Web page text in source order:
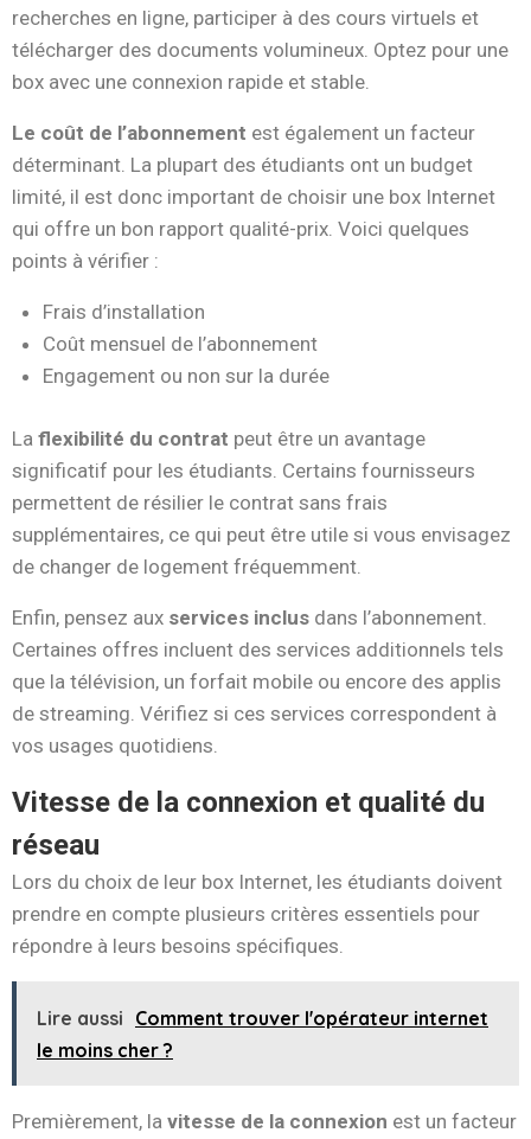
recherches en ligne, participer à des cours virtuels et
télécharger des documents volumineux. Optez pour une
box avec une connexion rapide et stable.
Le coût de l’abonnement est également un facteur
déterminant. La plupart des étudiants ont un budget
limité, il est donc important de choisir une box Internet
qui offre un bon rapport qualité-prix. Voici quelques
points à vérifier :
Frais d’installation
Coût mensuel de l’abonnement
Engagement ou non sur la durée
La flexibilité du contrat peut être un avantage
significatif pour les étudiants. Certains fournisseurs
permettent de résilier le contrat sans frais
supplémentaires, ce qui peut être utile si vous envisagez
de changer de logement fréquemment.
Enfin, pensez aux services inclus dans l’abonnement.
Certaines offres incluent des services additionnels tels
que la télévision, un forfait mobile ou encore des applis
de streaming. Vérifiez si ces services correspondent à
vos usages quotidiens.
Vitesse de la connexion et qualité du
réseau
Lors du choix de leur box Internet, les étudiants doivent
prendre en compte plusieurs critères essentiels pour
répondre à leurs besoins spécifiques.
Lire aussi Comment trouver l'opérateur internet
le moins cher ?
Premièrement, la vitesse de la connexion est un facteur